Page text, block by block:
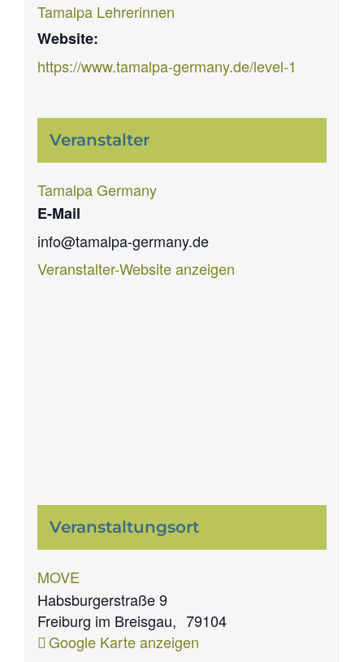
Tamalpa Lehrerinnen
Website:
https://www.tamalpa-germany.de/level-1
Veranstalter
Tamalpa Germany
E-Mail
info@tamalpa-germany.de
Veranstalter-Website anzeigen
Veranstaltungsort
MOVE
Habsburgerstraße 9
Freiburg im Breisgau, 79104
Google Karte anzeigen